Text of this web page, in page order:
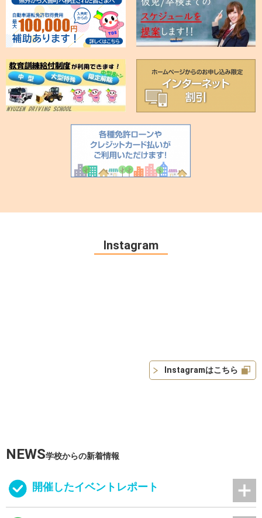
Instagram
Instagramはこちら
NEWS学校からの新着情報
開催したイベントレポート